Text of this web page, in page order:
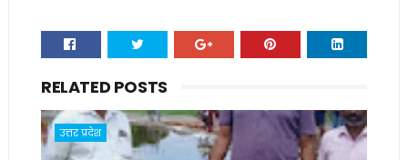
RELATED POSTS
उत्तर प्रदेश